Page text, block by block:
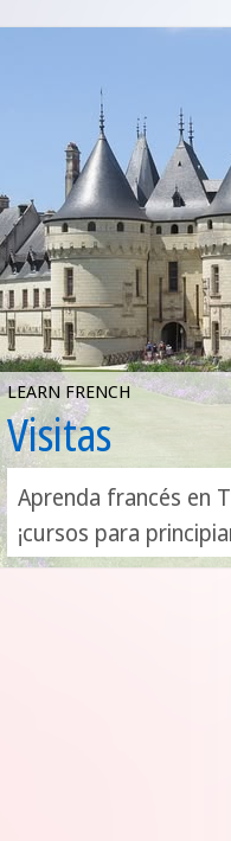
LEARN FRENCH
Visitas
Aprenda francés en
¡cursos para
avanzados!